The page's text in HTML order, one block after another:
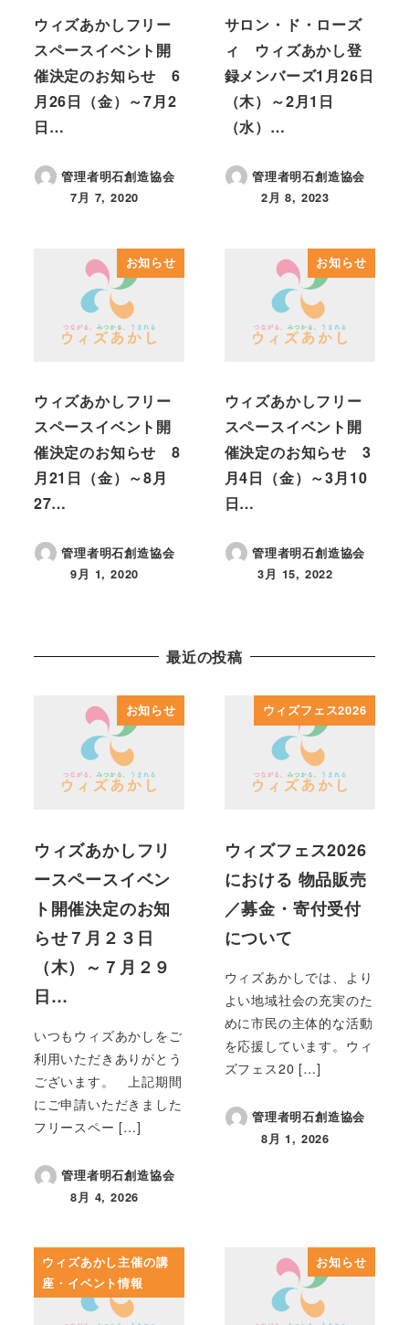
ウィズあかしフリー
スペースイベント開
催決定のお知らせ 6
月26日（金）～7月2
日…
管理者明石創造協会
投稿日
7月 7, 2020
サロン・ド・ローズ
ィ ウィズあかし登
録メンバーズ1月26日
（木）～2月1日
（水）…
管理者明石創造協会
投稿日
2月 8, 2023
お知らせ
ウィズあかしフリー
スペースイベント開
催決定のお知らせ 8
月21日（金）～8月
27…
管理者明石創造協会
投稿日
9月 1, 2020
お知らせ
ウィズあかしフリー
スペースイベント開
催決定のお知らせ 3
月4日（金）～3月10
日…
管理者明石創造協会
投稿日
3月 15, 2022
最近の投稿
お知らせ
ウィズあかしフリ
ースペースイベン
ト開催決定のお知
らせ７月２３日
（木）～７月２９
日…
いつもウィズあかしをご
利用いただきありがとう
ございます。 上記期間
にご申請いただきました
フリースペー […]
管理者明石創造協会
投稿日
8月 4, 2026
ウィズフェス2026
ウィズフェス2026
における 物品販売
／募金・寄付受付
について
ウィズあかしでは、より
よい地域社会の充実のた
めに市民の主体的な活動
を応援しています。ウィ
ズフェス20 […]
管理者明石創造協会
投稿日
8月 1, 2026
ウィズあかし主催の講
座・イベント情報
お知らせ